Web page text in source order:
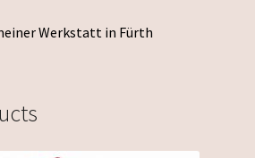
Werkstatt in Fürth